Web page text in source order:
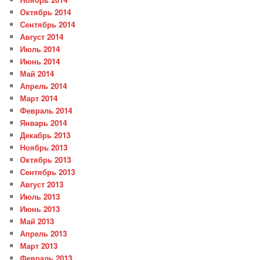
Октябрь 2014
Сентябрь 2014
Август 2014
Июль 2014
Июнь 2014
Май 2014
Апрель 2014
Март 2014
Февраль 2014
Январь 2014
Декабрь 2013
Ноябрь 2013
Октябрь 2013
Сентябрь 2013
Август 2013
Июль 2013
Июнь 2013
Май 2013
Апрель 2013
Март 2013